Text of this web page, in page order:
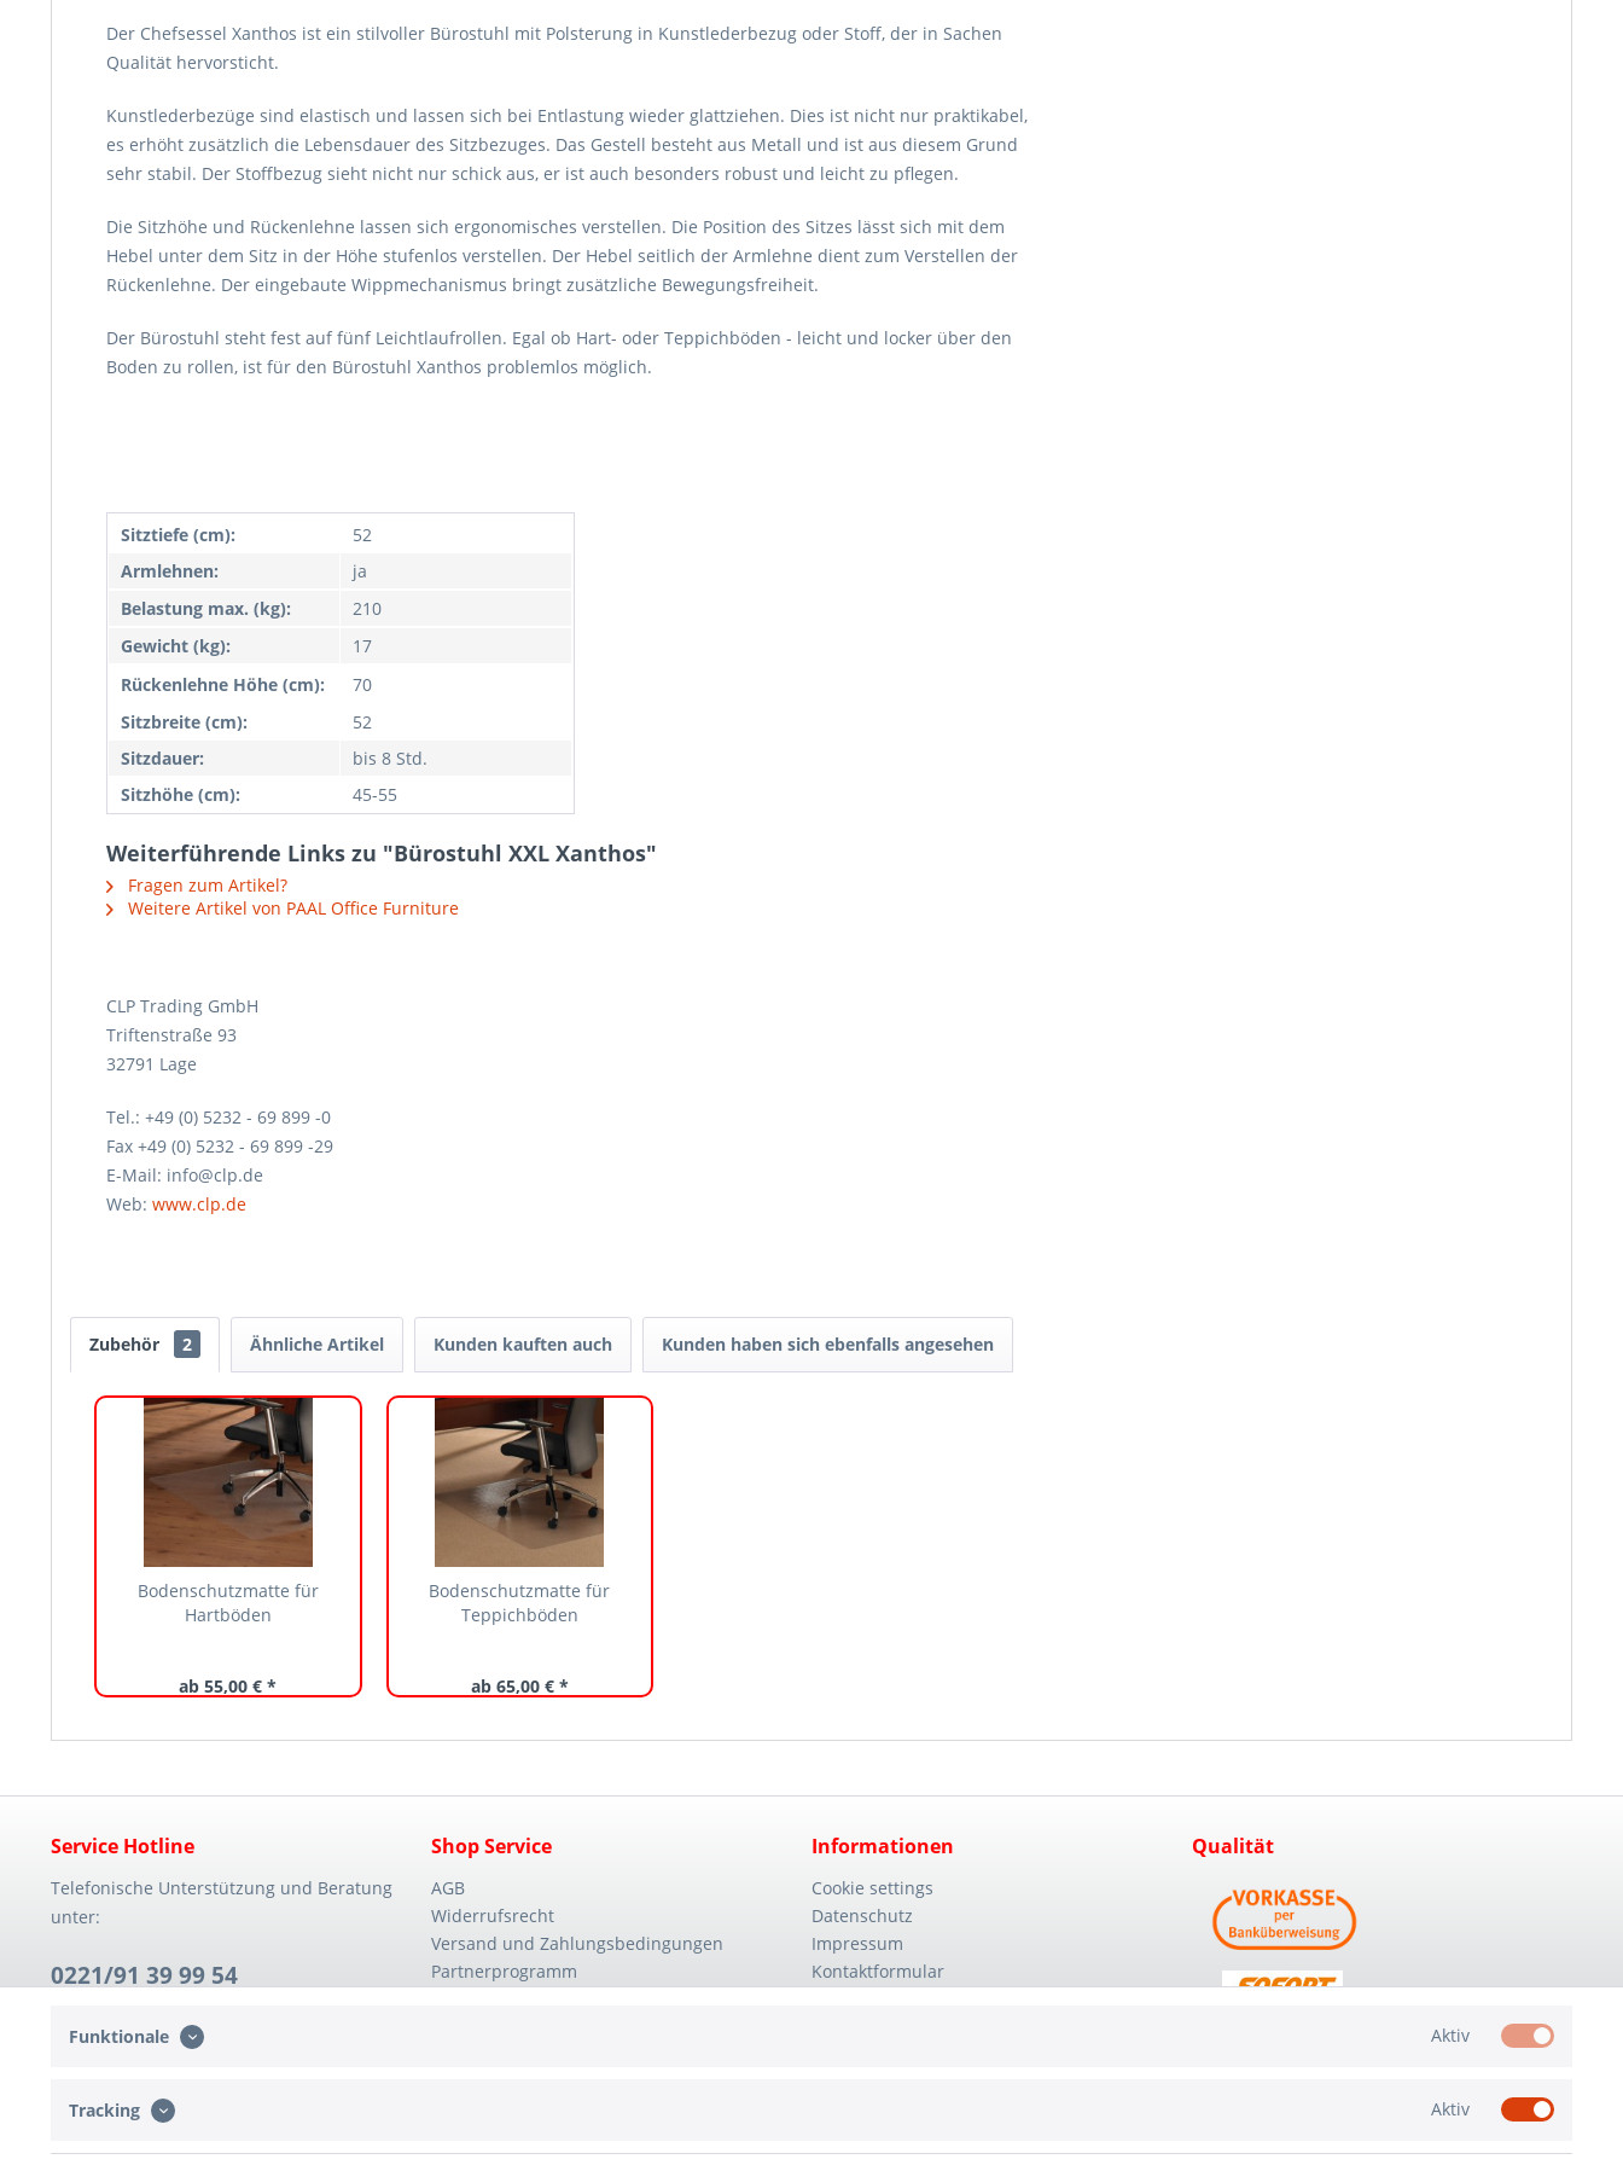
Der Chefsessel Xanthos ist ein stilvoller Bürostuhl mit Polsterung in Kunstlederbezug oder Stoff, der in Sachen
Qualität hervorsticht.
Kunstlederbezüge sind elastisch und lassen sich bei Entlastung wieder glattziehen. Dies ist nicht nur praktikabel,
es erhöht zusätzlich die Lebensdauer des Sitzbezuges. Das Gestell besteht aus Metall und ist aus diesem Grund
sehr stabil. Der Stoffbezug sieht nicht nur schick aus, er ist auch besonders robust und leicht zu pflegen.
Die Sitzhöhe und Rückenlehne lassen sich ergonomisches verstellen. Die Position des Sitzes lässt sich mit dem
Hebel unter dem Sitz in der Höhe stufenlos verstellen. Der Hebel seitlich der Armlehne dient zum Verstellen der
Rückenlehne. Der eingebaute Wippmechanismus bringt zusätzliche Bewegungsfreiheit.
Der Bürostuhl steht fest auf fünf Leichtlaufrollen. Egal ob Hart- oder Teppichböden - leicht und locker über den
Boden zu rollen, ist für den Bürostuhl Xanthos problemlos möglich.
Sitztiefe (cm):
52
Armlehnen:
ja
Belastung max. (kg):
210
Gewicht (kg):
17
Rückenlehne Höhe (cm):
70
Sitzbreite (cm):
52
Sitzdauer:
bis 8 Std.
Sitzhöhe (cm):
45-55
Weiterführende Links zu "Bürostuhl XXL Xanthos"
Fragen zum Artikel?
Weitere Artikel von PAAL Office Furniture
CLP Trading GmbH
Triftenstraße 93
32791 Lage
Tel.: +49 (0) 5232 - 69 899 -0
Fax +49 (0) 5232 - 69 899 -29
E-Mail: info@clp.de
Web: www.clp.de
Zubehör 2 Ähnliche Artikel Kunden kauften auch Kunden haben sich ebenfalls angesehen
Bodenschutzmatte für
Hartböden
ab 55,00 € *
Bodenschutzmatte für
Teppichböden
ab 65,00 € *
Service Hotline
Telefonische Unterstützung und Beratung
unter:
0221/91 39 99 54
Shop Service
AGB
Widerrufsrecht
Versand und Zahlungsbedingungen
Partnerprogramm
Informationen
Cookie settings
Datenschutz
Impressum
Kontaktformular
Qualität
Funktionale Aktiv
Tracking Aktiv